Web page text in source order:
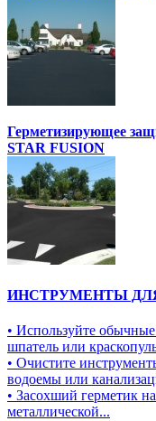
Герметизирующее
STAR FUSION
ИНСТРУМЕНТЫ
• Используйте
шпатель или
• Очистите
водоемы или
• Засохший герметик
металлической...